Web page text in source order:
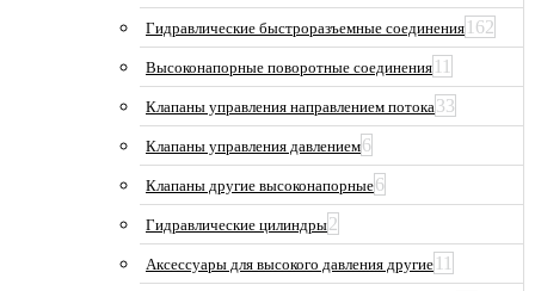
Гидравлические быстроразъемные соединения 162
Высоконапорные поворотные соединения 11
Клапаны управления направлением потока33
Клапаны управления давлением6
Клапаны другие высоконапорные6
Гидравлические цилиндры2
Аксессуары для высокого давления другие 11